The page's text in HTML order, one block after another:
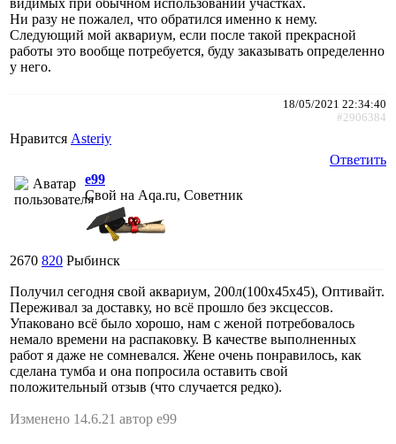
видимых при обычном использовании участках.
Ни разу не пожалел, что обратился именно к нему.
Следующий мой аквариум, если после такой прекрасной
работы это вообще потребуется, буду заказывать определенно
у него.
18/05/2021 22:34:40
#2906384
Нравится Asteriy
Ответить
e99
Свой на Aqa.ru, Советник
2670 820 Рыбинск
Получил сегодня свой аквариум, 200л(100х45х45), Оптивайт.
Переживал за доставку, но всё прошло без эксцессов.
Упаковано всё было хорошо, нам с женой потребовалось
немало времени на распаковку. В качестве выполненных
работ я даже не сомневался. Жене очень понравилось, как
сделана тумба и она попросила оставить свой
положительный отзыв (что случается редко).
Изменено 14.6.21 автор e99